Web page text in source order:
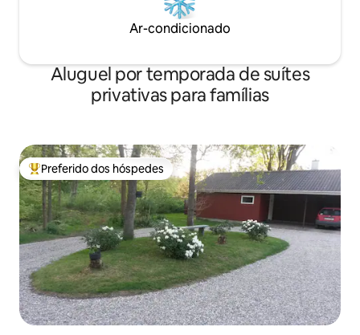
Ar-condicionado
Aluguel por temporada de suítes
privativas para famílias
Entre os melhores preferidos dos hóspedes
Preferido dos hóspedes